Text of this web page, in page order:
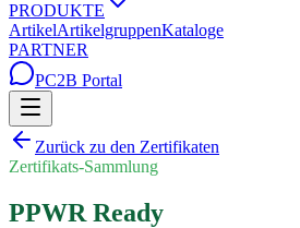
PRODUKTE
ArtikelArtikelgruppenKataloge
PARTNER
PC2B Portal
Zurück zu den Zertifikaten
Zertifikats-Sammlung
PPWR Ready